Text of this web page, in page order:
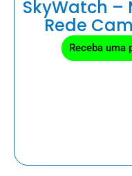
SkyWatch
Rede
Receba uma